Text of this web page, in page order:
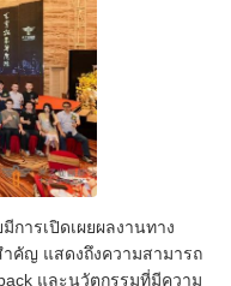
ารเปิดเผยผลงานทาง
คัญ แสดงถึงความสามารถ
และนวัตกรรมที่มีความ